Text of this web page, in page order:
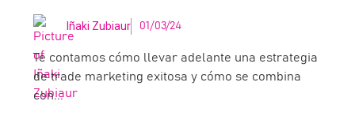
Iñaki Zubiaur 01/03/24
Te contamos cómo llevar adelante una estrategia
de trade marketing exitosa y cómo se combina
con...